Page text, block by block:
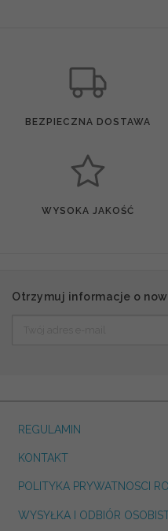
BEZPIECZNA DOSTAWA
WYSOKA JAKOŚĆ
Otrzymuj informacje o
REGULAMIN
KONTAKT
POLITYKA PRYWATNOSCI
WYSYŁKA I ODBIÓR